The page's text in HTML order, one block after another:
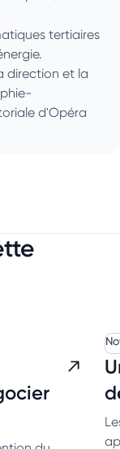
tertiaires
direction et la
d'Opéra